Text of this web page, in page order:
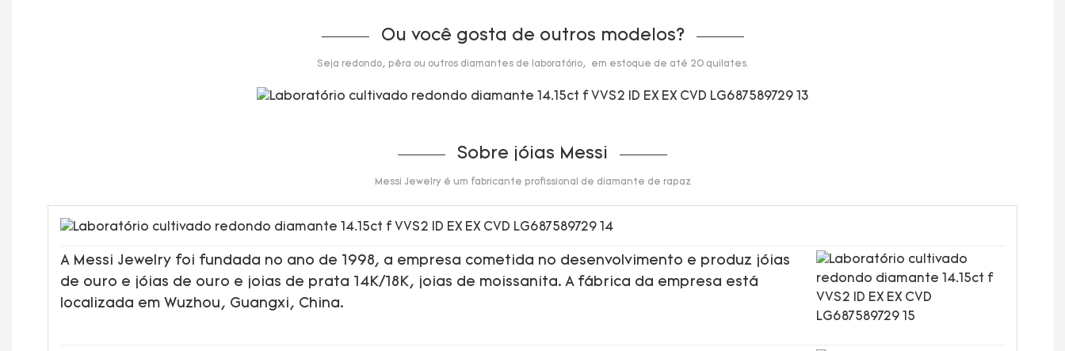
Ou você gosta de outros modelos?
Seja redondo, pêra ou outros diamantes de laboratório, em estoque de até 20 quilates.
Sobre jóias Messi
Messi Jewelry é um fabricante profissional de diamante de rapaz
A Messi Jewelry foi fundada no ano de 1998, a empresa cometida no desenvolvimento e produz jóias
de ouro e jóias de ouro e joias de prata 14K/18K, joias de moissanita. A fábrica da empresa está
localizada em Wuzhou, Guangxi, China.